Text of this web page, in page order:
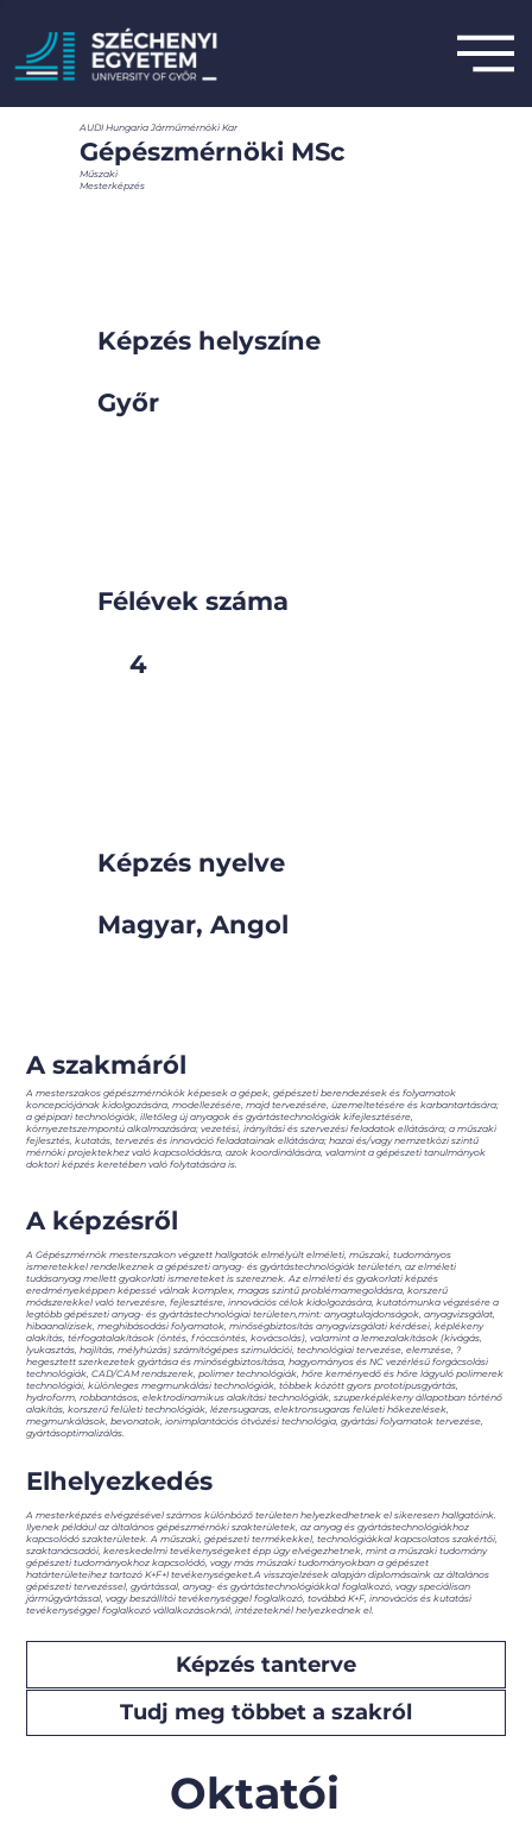
Gépészmérnöki MSc
Műszaki
Mesterképzés
AUDI Hungaria Járműmérnöki Kar
A képzésről
A Gépészmérnök mesterszakon végzett hallgatók elmélyült elméleti, műszaki, tudományos
ismeretekkel rendelkeznek a gépészeti anyag- és gyártástechnológiák területén, az elméleti
tudásanyag mellett gyakorlati ismereteket is szereznek. Az elméleti és gyakorlati képzés
eredményeképpen képessé válnak komplex, magas szintű problémamegoldásra, korszerű
módszerekkel való tervezésre, fejlesztésre, innovációs célok kidolgozására, kutatómunka végzésére a
legtöbb gépészeti anyag- és gyártástechnológiai területen,mint: anyagtulajdonságok, anyagvizsgálat,
hibaanalízisek, meghibásodási folyamatok, minőségbiztosítás anyagvizsgálati kérdései, képlékeny
alakítás, térfogatalakítások (öntés, fröccsöntés, kovácsolás), valamint a lemezalakítások (kivágás,
lyukasztás, hajlítás, mélyhúzás) számítógépes szimulációi, technológiai tervezése, elemzése, ?
hegesztett szerkezetek gyártása és minőségbiztosítása, hagyományos és NC vezérlésű forgácsolási
technológiák, CAD/CAM rendszerek, polimer technológiák, hőre keményedő és hőre lágyuló polimerek
technológiái, különleges megmunkálási technológiák, többek között gyors prototípusgyártás,
hydroform, robbantásos, elektrodinamikus alakítási technológiák, szuperképlékeny állapotban történő
alakítás, korszerű felületi technológiák, lézersugaras, elektronsugaras felületi hőkezelések,
megmunkálások, bevonatok, ionimplantációs ötvözési technológia, gyártási folyamatok tervezése,
gyártásoptimalizálás.
Képzés helyszíne
Győr
Félévek száma
4
Képzés nyelve
Magyar, Angol
A szakmáról
A mesterszakos gépészmérnökök képesek a gépek, gépészeti berendezések és folyamatok
koncepciójának kidolgozására, modellezésére, majd tervezésére, üzemeltetésére és karbantartására;
a gépipari technológiák, illetőleg új anyagok és gyártástechnológiák kifejlesztésére,
környezetszempontú alkalmazására; vezetési, irányítási és szervezési feladatok ellátására; a műszaki
fejlesztés, kutatás, tervezés és innováció feladatainak ellátására; hazai és/vagy nemzetközi szintű
mérnöki projektekhez való kapcsolódásra, azok koordinálására, valamint a gépészeti tanulmányok
doktori képzés keretében való folytatására is.
Elhelyezkedés
A mesterképzés elvégzésével számos különböző területen helyezkedhetnek el sikeresen hallgatóink.
Ilyenek például az általános gépészmérnöki szakterületek, az anyag és gyártástechnológiákhoz
kapcsolódó szakterületek. A műszaki, gépészeti termékekkel, technológiákkal kapcsolatos szakértői,
szaktanácsadói, kereskedelmi tevékenységeket épp úgy elvégezhetnek, mint a műszaki tudomány
gépészeti tudományokhoz kapcsolódó, vagy más műszaki tudományokban a gépészet
határterületeihez tartozó K+F+I tevékenységeket.A visszajelzések alapján diplomásaink az általános
gépészeti tervezéssel, gyártással, anyag- és gyártástechnológiákkal foglalkozó, vagy speciálisan
járműgyártással, vagy beszállítói tevékenységgel foglalkozó, továbbá K+F, innovációs és kutatási
tevékenységgel foglalkozó vállalkozásoknál, intézeteknél helyezkednek el.
Képzés tanterve
Tudj meg többet a szakról
Oktatói